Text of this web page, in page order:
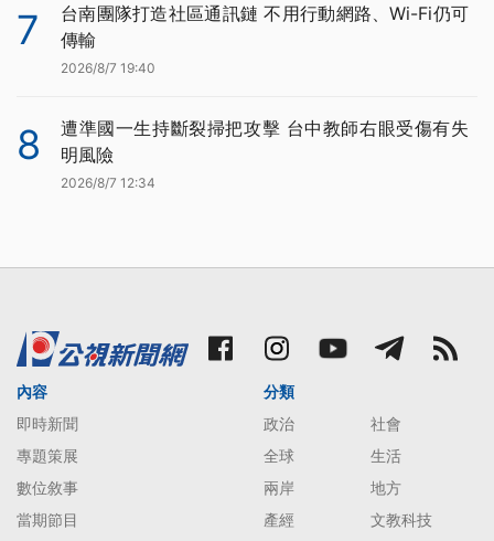
7
台南團隊打造社區通訊鏈 不用行動網路、Wi-Fi仍可
傳輸
2026/8/7 19:40
8
遭準國一生持斷裂掃把攻擊 台中教師右眼受傷有失
明風險
2026/8/7 12:34
內容
即時新聞
專題策展
數位敘事
當期節目
分類
政治
社會
全球
生活
兩岸
地方
產經
文教科技